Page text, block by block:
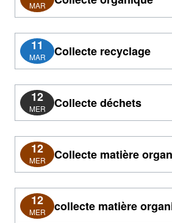
MAR
11
MAR Collecte recyclage
12
MER Collecte déchets
12
MER Collecte matière
12
MER collecte matière